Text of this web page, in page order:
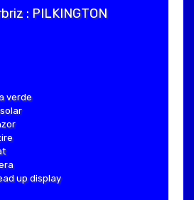
: PILKINGTON
verde
up display